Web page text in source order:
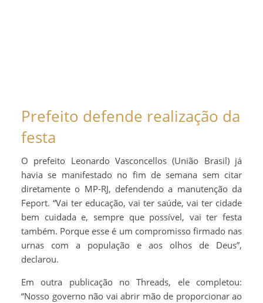
Prefeito defende realização da
festa
O prefeito Leonardo Vasconcellos (União Brasil) já
havia se manifestado no fim de semana sem citar
diretamente o MP-RJ, defendendo a manutenção da
Feport. “Vai ter educação, vai ter saúde, vai ter cidade
bem cuidada e, sempre que possível, vai ter festa
também. Porque esse é um compromisso firmado nas
urnas com a população e aos olhos de Deus”,
declarou.
Em outra publicação no Threads, ele completou:
“Nosso governo não vai abrir mão de proporcionar ao